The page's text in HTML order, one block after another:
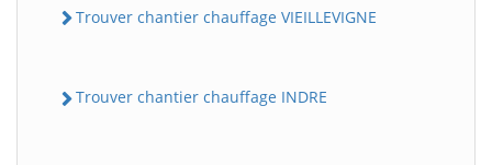
Trouver chantier chauffage VIEILLEVIGNE
Trouver chantier chauffage INDRE